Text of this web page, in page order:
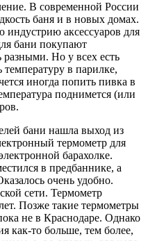
В современной России
баня и в новых домах.
аксессуаров для
бани покупают
Но у всех есть
в парилке,
иногда попить пивка в
поднимется (или
бани нашла выход из
термометр для
барахолке.
в предбаннике, а
очень удобно.
сети. Термометр
Позже такие термометры
не в Краснодаре. Однако
как-то больше, тем более,